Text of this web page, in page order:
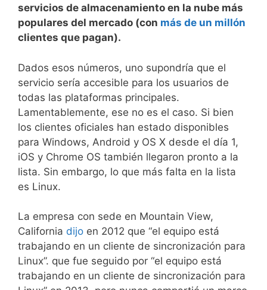
servicios de almacenamiento en la nube más
populares del mercado (con más de un millón
clientes que pagan).
Dados esos números, uno supondría que el
servicio sería accesible para los usuarios de
todas las plataformas principales.
Lamentablemente, ese no es el caso. Si bien
los clientes oficiales han estado disponibles
para Windows, Android y OS X desde el día 1,
iOS y Chrome OS también llegaron pronto a la
lista. Sin embargo, lo que más falta en la lista
es Linux.
La empresa con sede en Mountain View,
California dijo en 2012 que “el equipo está
trabajando en un cliente de sincronización para
Linux”. que fue seguido por “el equipo está
trabajando en un cliente de sincronización para